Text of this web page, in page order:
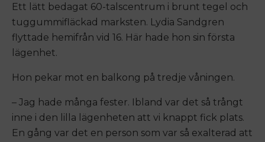
Ett lätt bedagat 60-talscentrum i brunt tegel och
tuggummifläckad marksten. Lydia Sandgren
flyttade hemifrån vid 16. Här hade hon sin första
lägenhet.
Hon pekar mot en balkong på tredje våningen.
– Jag hade många fester. Ibland var det så trångt
inne i den lilla lägenheten att vi knappt fick plats.
En gång var det en person som var så exalterad att